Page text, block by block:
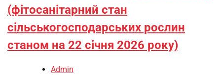
(фітосанітарний стан
сільськогосподарських рослин
станом на 22 січня 2026 року)
Admin